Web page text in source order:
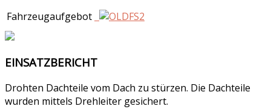
Fahrzeugaufgebot
EINSATZBERICHT
Drohten Dachteile vom Dach zu stürzen. Die Dachteile
wurden mittels Drehleiter gesichert.